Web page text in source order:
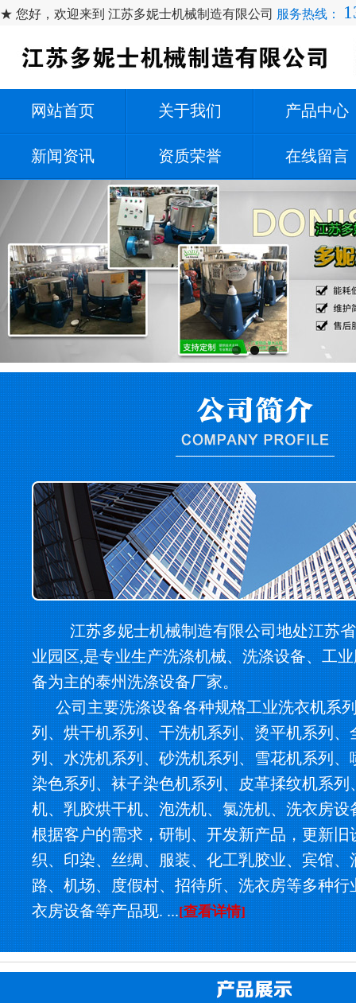
★ 您好，欢迎来到 江苏多妮士机械制造有限公司 服务热线：
网站首页 关于我们 产品中心
新闻资讯 资质荣誉 在线留言
江苏多妮士机械制造有限公司地处江苏
业园区,是专业生产洗涤机械、洗涤设备、工
备为主的泰州洗涤设备厂家。
公司主要洗涤设备各种规格工业洗衣机系
列、烘干机系列、干洗机系列、烫平机系列、
列、水洗机系列、砂洗机系列、雪花机系列、
染色系列、袜子染色机系列、皮革揉纹机系列
机、乳胶烘干机、泡洗机、氯洗机、洗衣房设
根据客户的需求，研制、开发新产品，更新旧
织、印染、丝绸、服装、化工乳胶业、宾馆、
路、机场、度假村、招待所、洗衣房等多种行
衣房设备等产品现. ...[查看详情]